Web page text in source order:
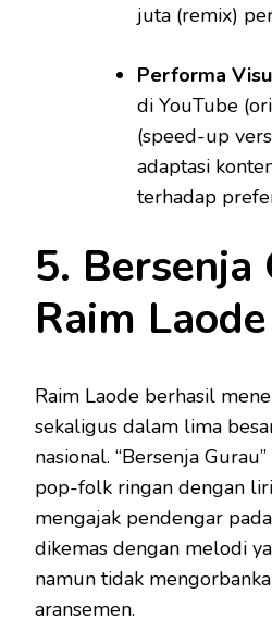
juta (remix)
Performa
di YouTube
(speed-up
adaptasi
terhadap
5.
Raim Laode
Raim Laode berhasil
sekaligus dalam lima
nasional. “Bersenja
pop-folk ringan dengan
mengajak pendengar
dikemas dengan melodi
namun tidak
aransemen.